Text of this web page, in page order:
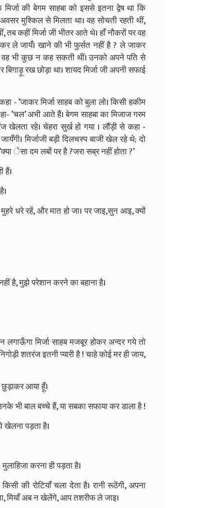
की बेगम साहबा को इससे इतना द्वेष था कि
मुश्किल से मिलता था। वह सोचती रहती थीं,
कहीं मिर्जा जी भीतर आते थे। हाँ नौकरों पर वह
ले जायँ। खाने की भी फुर्सत नहीं है ? ले जाकर
वह भी कुछ न कह सकती थीं। उनको अपने पति से
रख छोड़ा था। शायद मिर्जा जी अपनी सफाई
- ’जाकर मिर्जा साहब को बुला लो। किसी हकीम
’चल’ अभी आते हैं। बेगम साहबा का मिजाज गरम
रहे। चेहरा सुर्ख हो गया । लौंड़ी से कहा -
मिर्जाजी बड़ी दिलचस्प बाजी खेल रहे थे; दो
ेसा दम लबों पर है ?जरा सब्र नहीं होता ?’
हैं।
धरे रहें, और मात हो जा। पर जाइ,सुन आइ, क्यों
है, मुझे परेशान करने का बहाना है।
मिर्जा साहब मजबूर होकर अन्दर गये तो
शतरंज इतनी प्यारी है ! चाहे कोई मर ही जाय,
छुड़ाकर आया हूँ।
भी बाल बच्चे हैं, या सबका सफाया कर डाला है !
खेलना पड़ता है।
करना ही पड़ता है।
की रोटियाँ चला देता है। रानी रूठेंगी, अपना
मियाँ अब न खेलेंगे, आप तशरीफ ले जाइ।